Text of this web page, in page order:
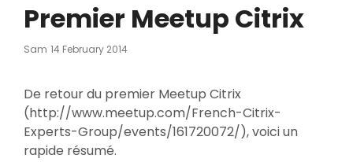
Premier Meetup Citrix
Sam Posted
14 February 2014
De retour du premier Meetup Citrix
(http://www.meetup.com/French-Citrix-
Experts-Group/events/161720072/), voici un
rapide résumé.